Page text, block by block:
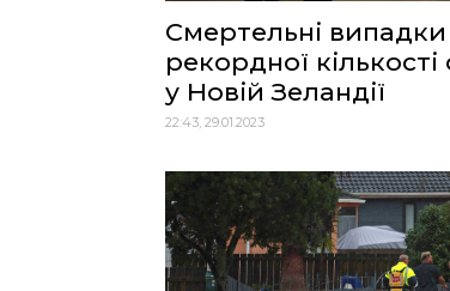
Смертельні випадки
рекордної кількості
у Новій Зеландії
22:43, 29.01.2023